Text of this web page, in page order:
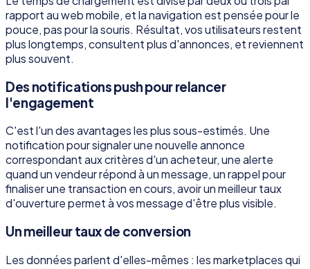
rapport au web mobile, et la navigation est pensée pour le
pouce, pas pour la souris. Résultat, vos utilisateurs restent
plus longtemps, consultent plus d'annonces, et reviennent
plus souvent.
Des notifications push pour relancer
l'engagement
C'est l'un des avantages les plus sous-estimés. Une
notification pour signaler une nouvelle annonce
correspondant aux critères d'un acheteur, une alerte
quand un vendeur répond à un message, un rappel pour
finaliser une transaction en cours, avoir un meilleur taux
d'ouverture permet à vos message d'être plus visible.
Un meilleur taux de conversion
Les données parlent d'elles-mêmes : les marketplaces qui